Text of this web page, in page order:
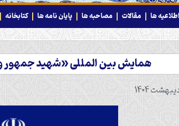
ها مقالات مصاحبه ها پایان نامه ها کتابخانه
همایش بین المللی «شهید جمهور و